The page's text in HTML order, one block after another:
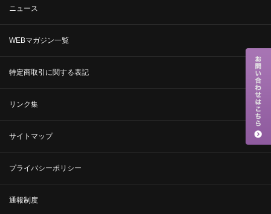
ニュース
WEBマガジン一覧
特定商取引に関する表記
リンク集
サイトマップ
プライバシーポリシー
通報制度